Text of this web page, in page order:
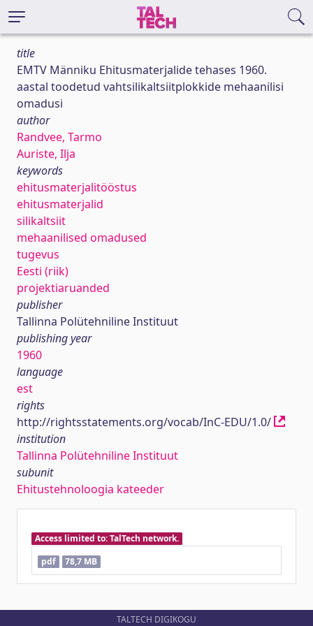
title
EMTV Männiku Ehitusmaterjalide tehases 1960.
aastal toodetud vahtsilikaltsiitplokkide mehaanilisi
omadusi
author
Randvee, Tarmo
Auriste, Ilja
keywords
ehitusmaterjalitööstus
ehitusmaterjalid
silikaltsiit
mehaanilised omadused
tugevus
Eesti (riik)
projektiaruanded
publisher
Tallinna Polütehniline Instituut
publishing year
1960
language
est
rights
http://rightsstatements.org/vocab/InC-EDU/1.0/
institution
Tallinna Polütehniline Instituut
subunit
Ehitustehnoloogia kateeder
Access limited to: TalTech network.
pdf
78,7 MB
TALTECH DIGIKOGU